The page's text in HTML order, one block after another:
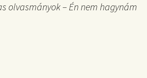
olvasmányok – Én nem hagynám